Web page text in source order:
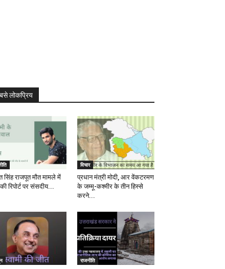
लोकप्रिय
सिंह राजपूत मौत मामले में
रिपोर्ट पर संसदीय...
विचार
प्रधान मंत्री मोदी, आर वेंकटरमण
के जम्मू-कश्मीर के तीन हिस्से
करने...
राजनीति